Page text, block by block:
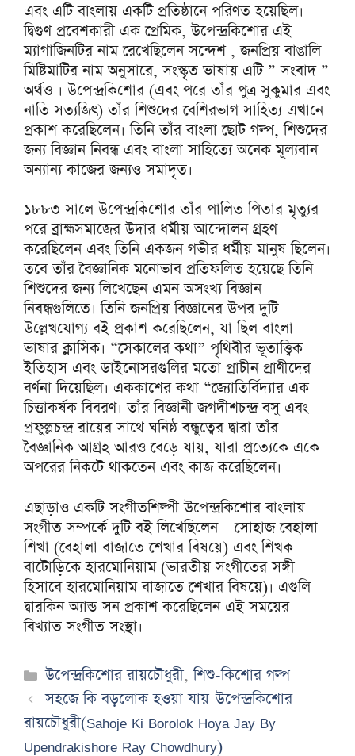
এবং এটি বাংলায় একটি প্রতিষ্ঠানে পরিণত হয়েছিল।
দ্বিগুণ প্রবেশকারী এক প্রেমিক, উপেন্দ্রকিশোর এই
ম্যাগাজিনটির নাম রেখেছিলেন সন্দেশ , জনপ্রিয় বাঙালি
মিষ্টিমাটির নাম অনুসারে, সংস্কৃত ভাষায় এটি ” সংবাদ ”
অর্থও । উপেন্দ্রকিশোর (এবং পরে তাঁর পুত্র সুকুমার এবং
নাতি সত্যজিৎ) তাঁর শিশুদের বেশিরভাগ সাহিত্য এখানে
প্রকাশ করেছিলেন। তিনি তাঁর বাংলা ছোট গল্প, শিশুদের
জন্য বিজ্ঞান নিবন্ধ এবং বাংলা সাহিত্যে অনেক মূল্যবান
অন্যান্য কাজের জন্যও সমাদৃত।
১৮৮৩ সালে উপেন্দ্রকিশোর তাঁর পালিত পিতার মৃত্যুর
পরে ব্রাহ্মসমাজের উদার ধর্মীয় আন্দোলন গ্রহণ
করেছিলেন এবং তিনি একজন গভীর ধর্মীয় মানুষ ছিলেন।
তবে তাঁর বৈজ্ঞানিক মনোভাব প্রতিফলিত হয়েছে তিনি
শিশুদের জন্য লিখেছেন এমন অসংখ্য বিজ্ঞান
নিবন্ধগুলিতে। তিনি জনপ্রিয় বিজ্ঞানের উপর দুটি
উল্লেখযোগ্য বই প্রকাশ করেছিলেন, যা ছিল বাংলা
ভাষার ক্লাসিক। “সেকালের কথা” পৃথিবীর ভূতাত্ত্বিক
ইতিহাস এবং ডাইনোসরগুলির মতো প্রাচীন প্রাণীদের
বর্ণনা দিয়েছিল। এককাশের কথা “জ্যোতির্বিদ্যার এক
চিত্তাকর্ষক বিবরণ। তাঁর বিজ্ঞানী জগদীশচন্দ্র বসু এবং
প্রফুল্লচন্দ্র রায়ের সাথে ঘনিষ্ঠ বন্ধুত্বের দ্বারা তাঁর
বৈজ্ঞানিক আগ্রহ আরও বেড়ে যায়, যারা প্রত্যেকে একে
অপরের নিকটে থাকতেন এবং কাজ করেছিলেন।
এছাড়াও একটি সংগীতশিল্পী উপেন্দ্রকিশোর বাংলায়
সংগীত সম্পর্কে দুটি বই লিখেছিলেন – সোহাজ বেহালা
শিখা (বেহালা বাজাতে শেখার বিষয়ে) এবং শিখক
বাটোড়িকে হারমোনিয়াম (ভারতীয় সংগীতের সঙ্গী
হিসাবে হারমোনিয়াম বাজাতে শেখার বিষয়ে)। এগুলি
দ্বারকিন অ্যান্ড সন প্রকাশ করেছিলেন এই সময়ের
বিখ্যাত সংগীত সংস্থা।
Categories
উপেন্দ্রকিশোর রায়চৌধুরী,শিশু-কিশোর গল্প
সহজে কি বড়লোক হওয়া যায়-উপেন্দ্রকিশোর
রায়চৌধুরী(Sahoje Ki Borolok Hoya Jay By
Upendrakishore Ray Chowdhury)